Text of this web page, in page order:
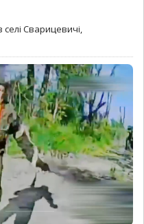
селі Сварицевичі,